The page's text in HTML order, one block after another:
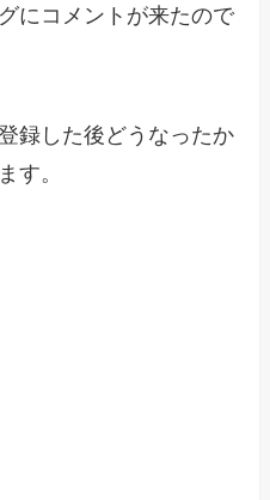
にコメントが来たので
録した後どうなったか
す。